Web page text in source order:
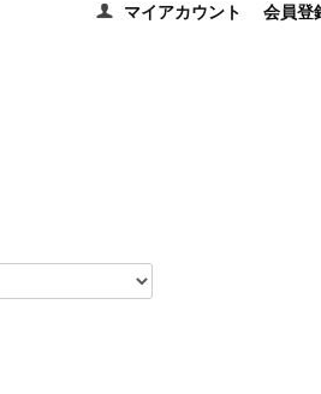
マイアカウント 会員登